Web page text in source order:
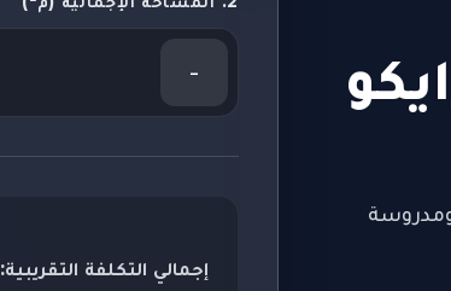
-
إجمالي التكلفة التقريبية: